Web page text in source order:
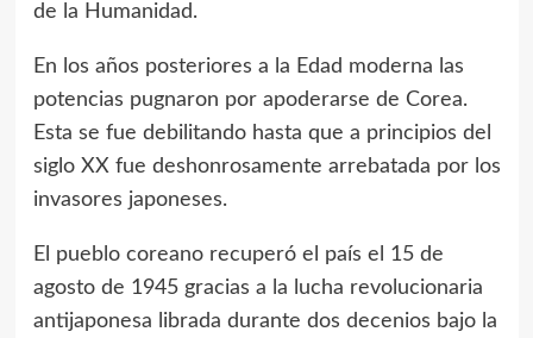
de la Humanidad.
En los años posteriores a la Edad moderna las
potencias pugnaron por apoderarse de Corea.
Esta se fue debilitando hasta que a principios del
siglo XX fue deshonrosamente arrebatada por los
invasores japoneses.
El pueblo coreano recuperó el país el 15 de
agosto de 1945 gracias a la lucha revolucionaria
antijaponesa librada durante dos decenios bajo la